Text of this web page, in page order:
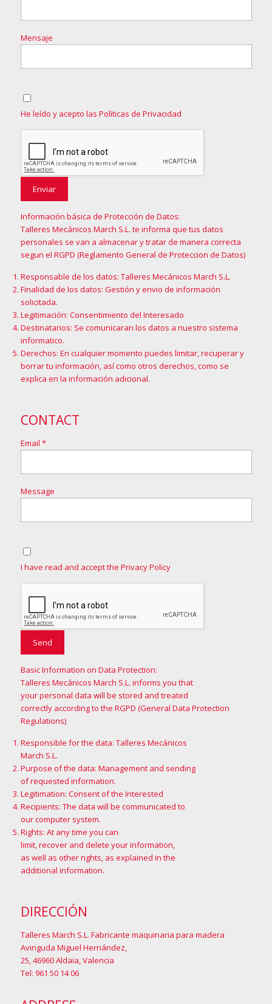
Mensaje
He leído y acepto las Políticas de Privacidad
Información básica de Protección de Datos:
Talleres Mecánicos March S.L. te informa que tus datos
personales se van a almacenar y tratar de manera correcta
segun el RGPD (Reglamento General de Proteccion de Datos)
Responsable de los datos: Talleres Mecánicos March S.L.
Finalidad de los datos: Gestión y envio de información
solicitada.
Legitimación: Consentimiento del Interesado
Destinatarios: Se comunicaran los datos a nuestro sistema
informatico.
Derechos: En cualquier momento puedes limitar, recuperar y
borrar tu información, así como otros derechos, como se
explica en la información adicional.
CONTACT
Email *
Message
I have read and accept the Privacy Policy
Basic Information on Data Protection:
Talleres Mecánicos March S.L. informs you that
your personal data will be stored and treated
correctly according to the RGPD (General Data Protection
Regulations)
Responsible for the data: Talleres Mecánicos
March S.L.
Purpose of the data: Management and sending
of requested information.
Legitimation: Consent of the Interested
Recipients: The data will be communicated to
our computer system.
Rights: At any time you can
limit, recover and delete your information,
as well as other rights, as explained in the
additional information.
DIRECCIÓN
Talleres March S.L. Fabricante maquinaria para madera
Avinguda Miguel Hernández,
25, 46960 Aldaia, Valencia
Tel: 961 50 14 06